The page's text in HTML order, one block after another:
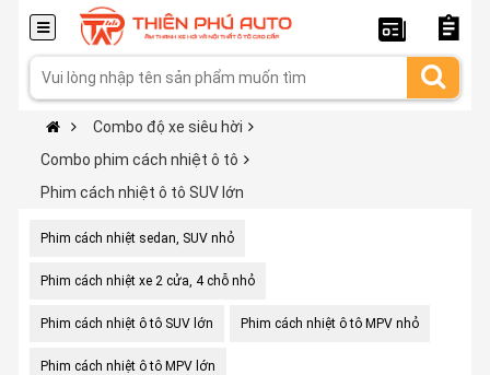
Combo độ xe siêu hời
Combo phim cách nhiệt ô tô
Phim cách nhiệt ô tô SUV lớn
Phim cách nhiệt sedan, SUV nhỏ
Phim cách nhiệt xe 2 cửa, 4 chỗ nhỏ
Phim cách nhiệt ô tô SUV lớn Phim cách nhiệt ô tô MPV nhỏ
Phim cách nhiệt ô tô MPV lớn